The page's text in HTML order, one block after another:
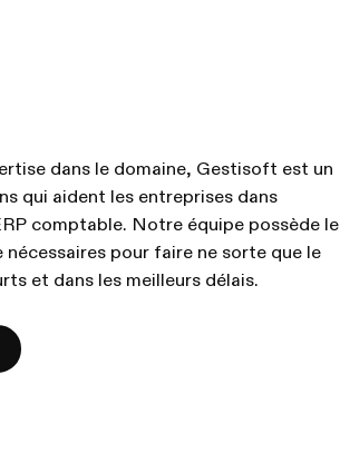
dans le domaine, Gestisoft est un
qui aident les entreprises dans
comptable. Notre équipe possède le
nécessaires pour faire ne sorte que le
et dans les meilleurs délais.